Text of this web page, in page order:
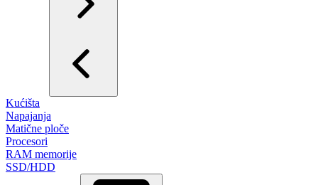
Kućišta
Napajanja
Matične ploče
Procesori
RAM memorije
SSD/HDD